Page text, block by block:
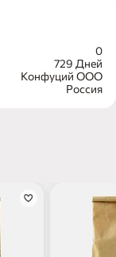
0
729 Дней
Конфуций ООО
Россия